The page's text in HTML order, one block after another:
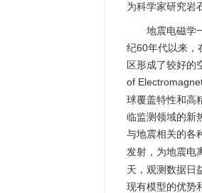
为科学家研究岩
地震电磁学
纪60年代以来，
区形成了较好的
of
球覆盖特性和高
临监测领域的新
与地震相关的各
发射，为地震电
天，观测数据日
现有模型的优势